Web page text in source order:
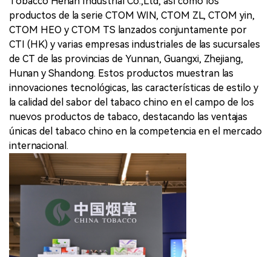
productos de la serie CTOM WIN, CTOM ZL, CTOM yin,
CTOM HEO y CTOM TS lanzados conjuntamente por
CTI (HK) y varias empresas industriales de las sucursales
de CT de las provincias de Yunnan, Guangxi, Zhejiang,
Hunan y Shandong. Estos productos muestran las
innovaciones tecnológicas, las características de estilo y
la calidad del sabor del tabaco chino en el campo de los
nuevos productos de tabaco, destacando las ventajas
únicas del tabaco chino en la competencia en el mercado
internacional.